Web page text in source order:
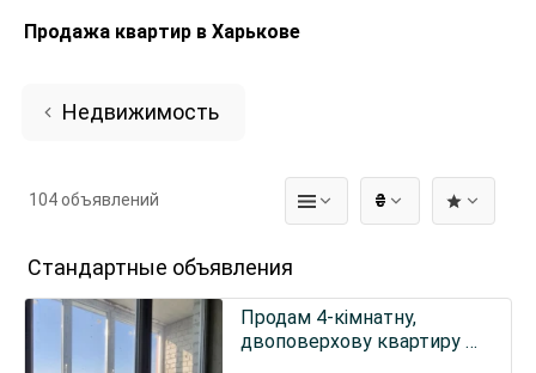
Продажа квартир в Харькове
Недвижимость
₴
104 объявлений
Стандартные объявления
Продам 4-кімнатну,
двоповерхову квартиру в